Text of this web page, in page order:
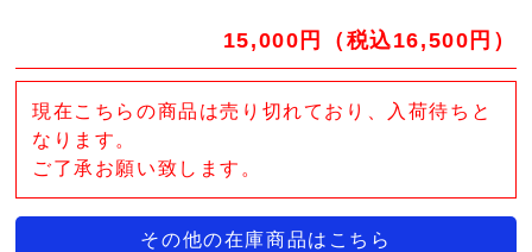
15,000円（税込16,500円）
現在こちらの商品は売り切れており、入荷待ちと
なります。
ご了承お願い致します。
その他の在庫商品はこちら